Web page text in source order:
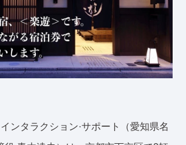
ンタラクション·サポート（愛知県名